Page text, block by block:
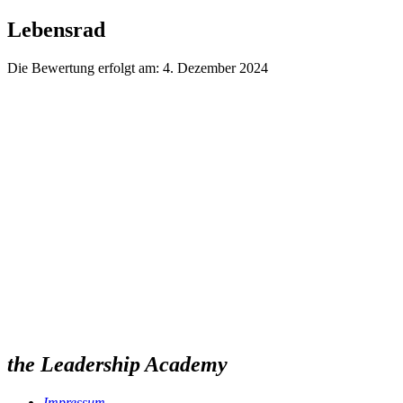
Zum
Inhalt
Lebensrad
Die Bewertung erfolgt am: 4. Dezember 2024
the Leadership Academy